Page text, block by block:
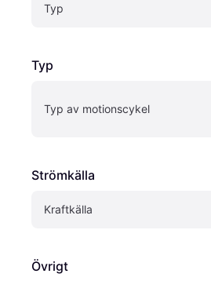
Typ
Typ
Typ av motionscykel
Strömkälla
Kraftkälla
Övrigt